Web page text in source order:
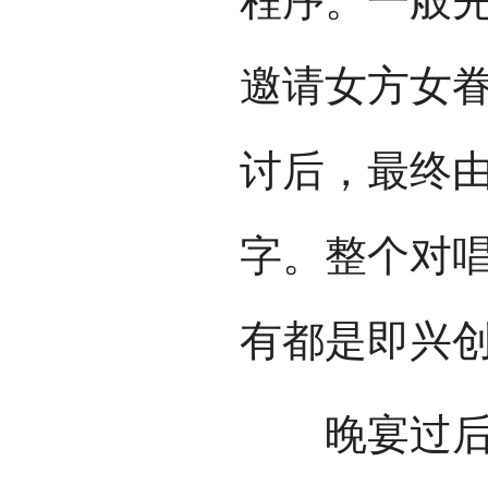
邀请女方女
讨后，最终
字。整个对
有都是即兴
晚宴过后